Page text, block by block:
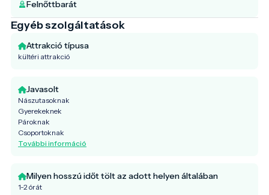
Felnőttbarát
Egyéb szolgáltatások
Attrakció típusa
kültéri attrakció
Javasolt
Nászutasoknak
Gyerekeknek
Pároknak
Csoportoknak
További információ
Milyen hosszú időt tölt az adott helyen általában
1-2 órát